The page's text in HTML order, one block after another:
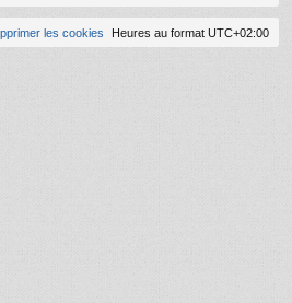
Heures au format UTC+02:00
les cookies